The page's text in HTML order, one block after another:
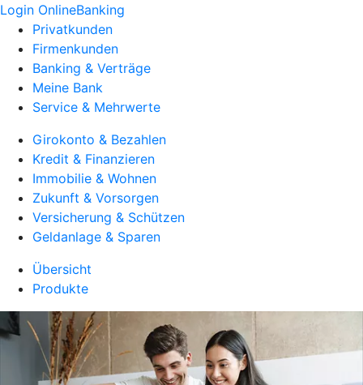
Login OnlineBanking
Privatkunden
Firmenkunden
Banking & Verträge
Meine Bank
Service & Mehrwerte
Girokonto & Bezahlen
Kredit & Finanzieren
Immobilie & Wohnen
Zukunft & Vorsorgen
Versicherung & Schützen
Geldanlage & Sparen
Übersicht
Produkte